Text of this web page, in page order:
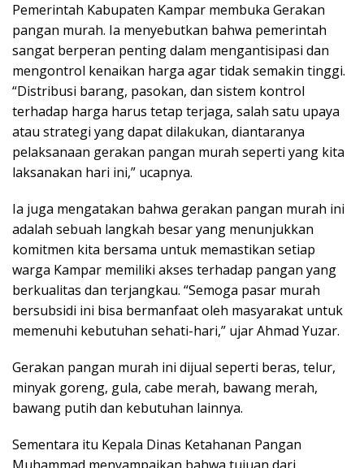
Pemerintah Kabupaten Kampar membuka Gerakan
pangan murah. Ia menyebutkan bahwa pemerintah
sangat berperan penting dalam mengantisipasi dan
mengontrol kenaikan harga agar tidak semakin tinggi.
“Distribusi barang, pasokan, dan sistem kontrol
terhadap harga harus tetap terjaga, salah satu upaya
atau strategi yang dapat dilakukan, diantaranya
pelaksanaan gerakan pangan murah seperti yang kita
laksanakan hari ini,” ucapnya.
Ia juga mengatakan bahwa gerakan pangan murah ini
adalah sebuah langkah besar yang menunjukkan
komitmen kita bersama untuk memastikan setiap
warga Kampar memiliki akses terhadap pangan yang
berkualitas dan terjangkau. “Semoga pasar murah
bersubsidi ini bisa bermanfaat oleh masyarakat untuk
memenuhi kebutuhan sehati-hari,” ujar Ahmad Yuzar.
Gerakan pangan murah ini dijual seperti beras, telur,
minyak goreng, gula, cabe merah, bawang merah,
bawang putih dan kebutuhan lainnya.
Sementara itu Kepala Dinas Ketahanan Pangan